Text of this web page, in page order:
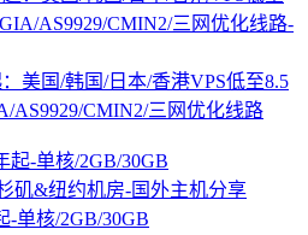
美国/韩国/日本/香港VPS低至8.5
AS9929/CMIN2/三网优化线路
-单核/2GB/30GB